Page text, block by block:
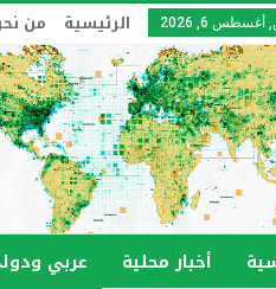
6, 2026 الرئيسية من
أخبار محلية عربي